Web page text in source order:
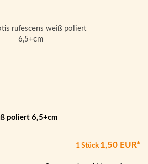
poliert 6,5+cm
1 Stück 1,50 EUR*